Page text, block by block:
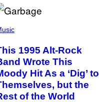
1995 Alt-Rock
Wrote This
Hit As a ‘Dig’ to
but the
of the World